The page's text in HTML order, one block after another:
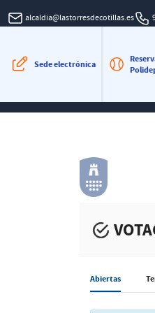
alcaldia@lastorresdecotillas.es
Sede electrónica
Filter:
Abiertas